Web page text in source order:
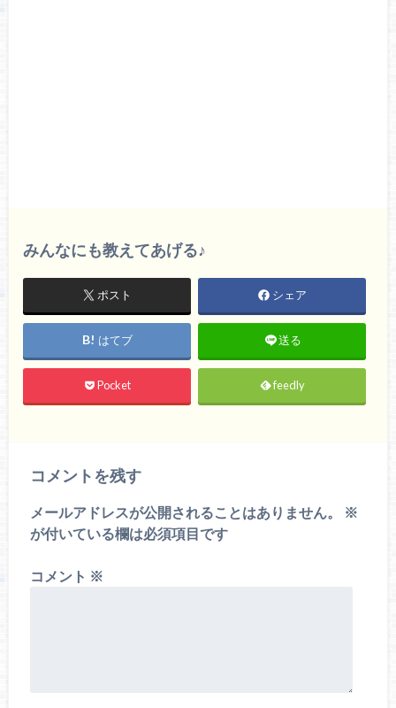
みんなにも教えてあげる♪
ポスト シェア
はてブ 送る
Pocket feedly
コメントを残す
メールアドレスが公開されることはありません。
※
が付いている欄は必須項目です
コメント ※